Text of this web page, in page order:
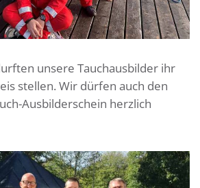
unsere Tauchausbilder ihr
stellen. Wir dürfen auch den
Ausbilderschein herzlich